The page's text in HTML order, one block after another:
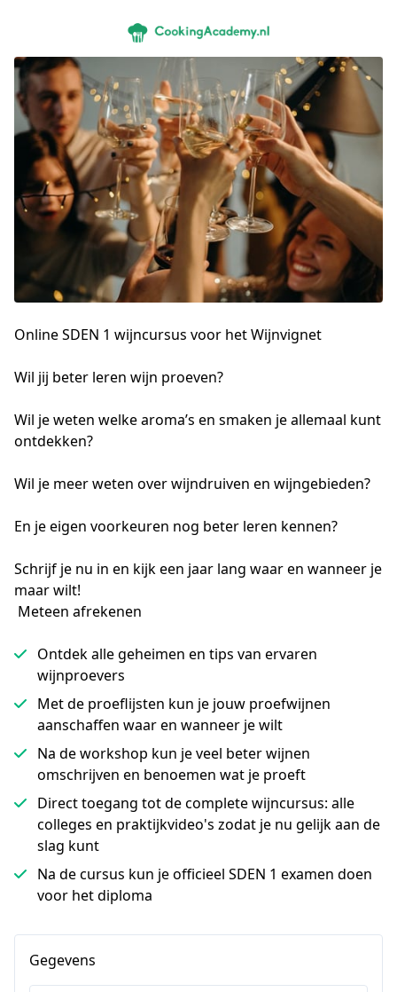
Online SDEN 1 wijncursus voor het Wijnvignet
Wil jij beter leren wijn proeven?
Wil je weten welke aroma’s en smaken je allemaal kunt
ontdekken?
Wil je meer weten over wijndruiven en wijngebieden?
En je eigen voorkeuren nog beter leren kennen?
Schrijf je nu in en kijk een jaar lang waar en wanneer je
maar wilt!
Meteen afrekenen
Ontdek alle geheimen en tips van ervaren
wijnproevers
Met de proeflijsten kun je jouw proefwijnen
aanschaffen waar en wanneer je wilt
Na de workshop kun je veel beter wijnen
omschrijven en benoemen wat je proeft
Direct toegang tot de complete wijncursus: alle
colleges en praktijkvideo's zodat je nu gelijk aan de
slag kunt
Na de cursus kun je officieel SDEN 1 examen doen
voor het diploma
Gegevens